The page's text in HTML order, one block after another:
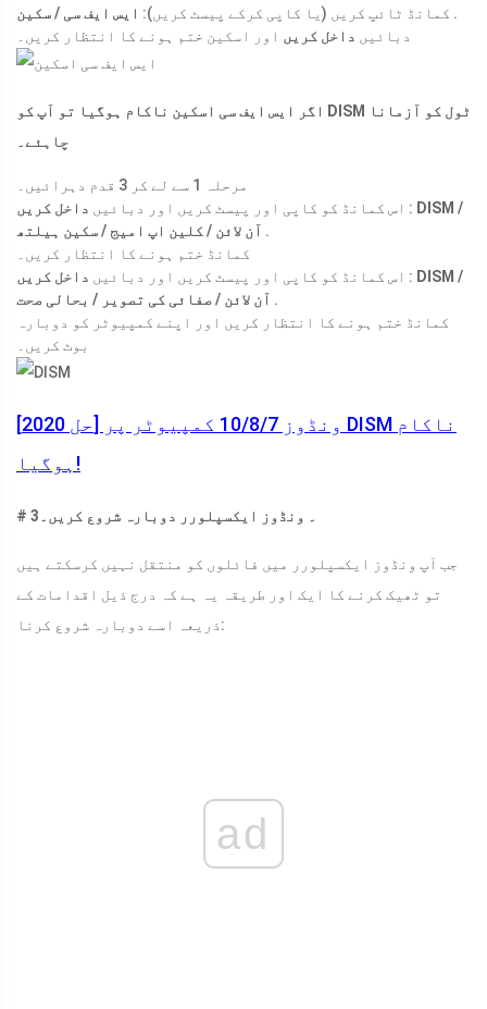
کمانڈ ٹائپ کریں (یا کاپی کرکے پیسٹ کریں): ایس ایف سی / سکین
.
دبائیں داخل کریں اور اسکین ختم ہونے کا انتظار کریں۔
اگر ایس ایف سی اسکین ناکام ہوگیا تو آپ کو DISM ٹول کو آزمانا
چاہئے۔
مرحلہ 1 سے لے کر 3 قدم دہرائیں۔
اس کمانڈ کو کاپی اور پیسٹ کریں اور دبائیں داخل کریں : DISM /
آن لائن / کلین اپ امیج / سکین ہیلتھ .
کمانڈ ختم ہونے کا انتظار کریں۔
اس کمانڈ کو کاپی اور پیسٹ کریں اور دبائیں داخل کریں : DISM /
آن لائن / صفائی کی تصویر / بحالی صحت .
کمانڈ ختم ہونے کا انتظار کریں اور اپنے کمپیوٹر کو دوبارہ
بوٹ کریں۔
[حل 2020] ونڈوز 10/8/7 کمپیوٹر پر DISM ناکام
ہوگیا!
# 3۔ ونڈوز ایکسپلورر دوبارہ شروع کریں۔
جب آپ ونڈوز ایکسپلورر میں فائلوں کو منتقل نہیں کرسکتے ہیں
تو ٹھیک کرنے کا ایک اور طریقہ یہ ہے کہ درج ذیل اقدامات کے
ذریعہ اسے دوبارہ شروع کرنا:
ad